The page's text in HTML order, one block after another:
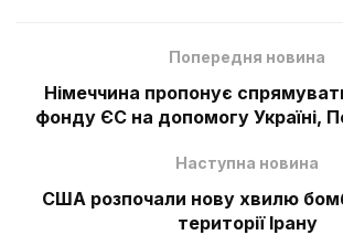
Попередня новина
Німеччина пропонує
фонду ЄС на допомогу Україні,
Наступна новина
США розпочали нову хвилю
території Ірану